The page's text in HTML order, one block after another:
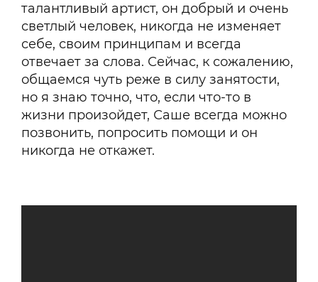
талантливый артист, он добрый и очень
светлый человек, никогда не изменяет
себе, своим принципам и всегда
отвечает за слова. Сейчас, к сожалению,
общаемся чуть реже в силу занятости,
но я знаю точно, что, если что-то в
жизни произойдет, Саше всегда можно
позвонить, попросить помощи и он
никогда не откажет.